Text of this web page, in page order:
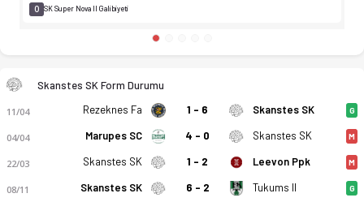
0 SK Super Nova II Galibiyeti
Skanstes SK Form Durumu
11/04 Rezeknes Fa 1 - 6 Skanstes SK G
04/04 Marupes SC 4 - 0 Skanstes SK M
22/03 Skanstes SK 1 - 2 Leevon Ppk M
08/11 Skanstes SK 6 - 2 Tukums II G